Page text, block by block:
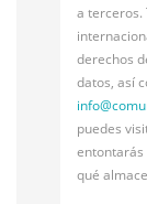
a terceros.
derechos
datos, así
info@
puedes
entontarás
qué